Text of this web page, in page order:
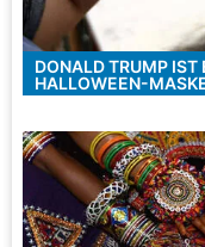
DONALD TRUMP IST
HALLOWEEN-